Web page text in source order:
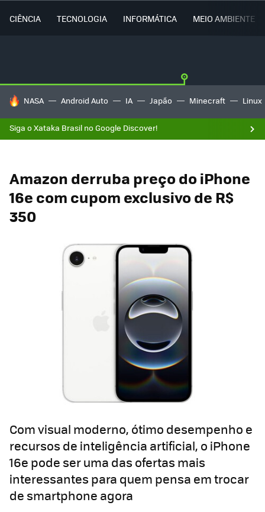
CIÊNCIA TECNOLOGIA INFORMÁTICA MEIO AMBIENTE
TENDÊNCIAS DO DIA
NASA Android Auto IA Japão Minecraft Linux
Siga o Xataka Brasil no Google Discover!
Amazon derruba preço do iPhone
16e com cupom exclusivo de R$
350
Com visual moderno, ótimo desempenho e
recursos de inteligência artificial, o iPhone
16e pode ser uma das ofertas mais
interessantes para quem pensa em trocar
de smartphone agora